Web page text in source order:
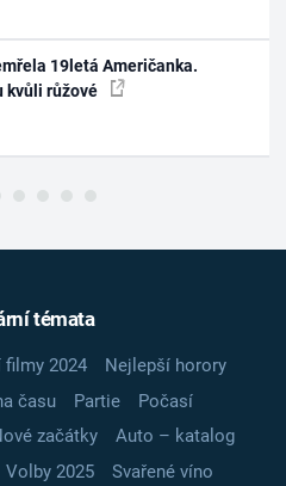
19letá Američanka.
kvůli růžové
témata
filmy 2024
Nejlepší horory
času Partie
Počasí
začátky
Auto – katalog
Volby 2025
Svařené víno